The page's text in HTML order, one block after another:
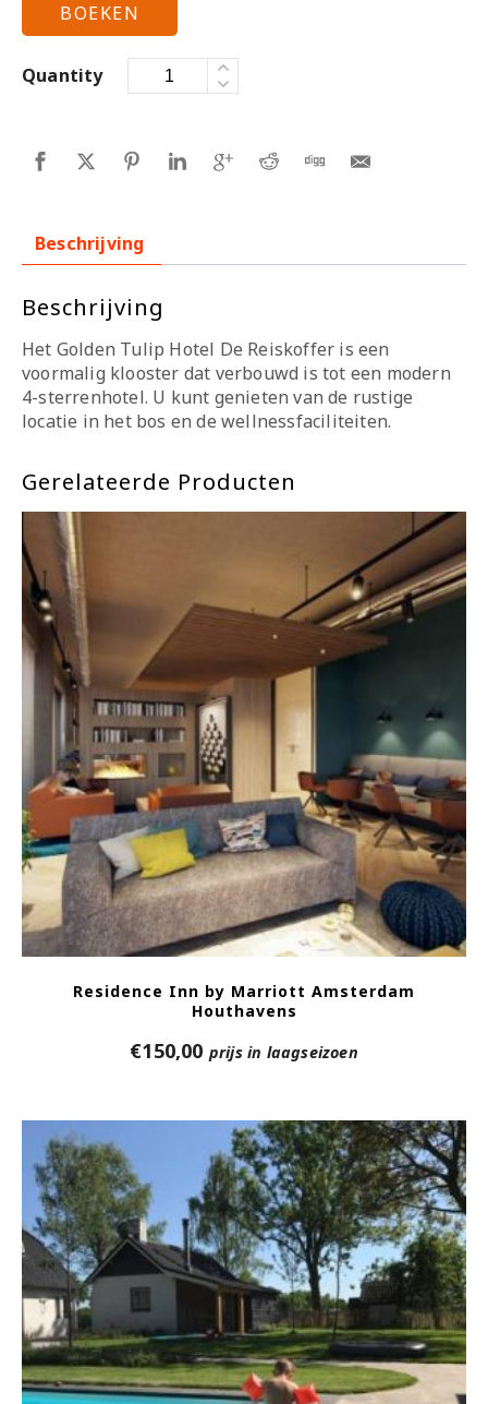
BOEKEN
Quantity
Beschrijving
Beschrijving
Het Golden Tulip Hotel De Reiskoffer is een
voormalig klooster dat verbouwd is tot een modern
4-sterrenhotel. U kunt genieten van de rustige
locatie in het bos en de wellnessfaciliteiten.
Gerelateerde Producten
Residence Inn by Marriott Amsterdam
Houthavens
€150,00 prijs in laagseizoen